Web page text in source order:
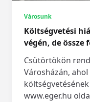
Városunk
Költségvetési
végén, de
Csütörtökön
Városházán,
www.eger.hu